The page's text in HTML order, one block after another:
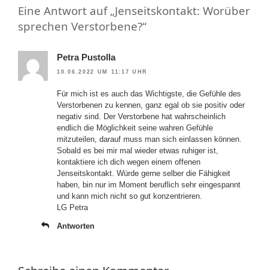
Eine Antwort auf „Jenseitskontakt: Worüber
sprechen Verstorbene?“
Petra Pustolla
10.06.2022 UM 11:17 UHR
Für mich ist es auch das Wichtigste, die Gefühle des
Verstorbenen zu kennen, ganz egal ob sie positiv oder
negativ sind. Der Verstorbene hat wahrscheinlich
endlich die Möglichkeit seine wahren Gefühle
mitzuteilen, darauf muss man sich einlassen können.
Sobald es bei mir mal wieder etwas ruhiger ist,
kontaktiere ich dich wegen einem offenen
Jenseitskontakt. Würde gerne selber die Fähigkeit
haben, bin nur im Moment beruflich sehr eingespannt
und kann mich nicht so gut konzentrieren.
LG Petra
Antworten